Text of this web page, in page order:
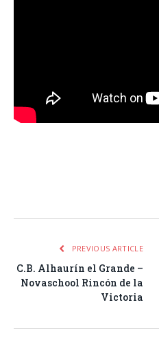
PREVIOUS ARTICLE
C.B. Alhaurín el Grande –
Novaschool Rincón de la
Victoria